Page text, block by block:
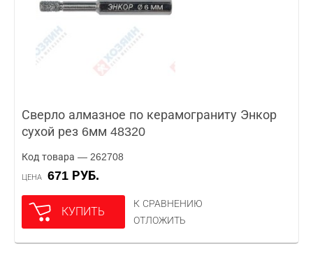
Сверло алмазное по керамограниту Энкор
сухой рез 6мм 48320
Код товара — 262708
ЦЕНА 671 РУБ.
КУПИТЬ
К СРАВНЕНИЮ
ОТЛОЖИТЬ